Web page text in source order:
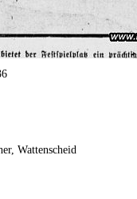
Wattenscheid